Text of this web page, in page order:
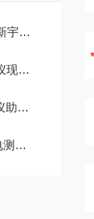
箱健康
控制
检测
开展